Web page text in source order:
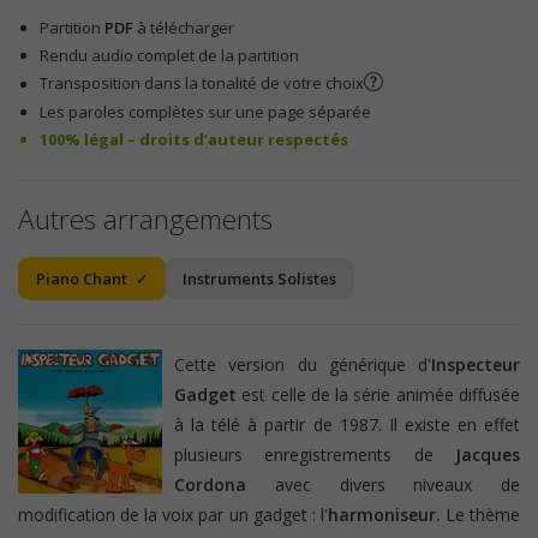
Partition PDF à télécharger
Rendu audio complet de la partition
Transposition dans la tonalité de votre choix
Les paroles complètes sur une page séparée
100% légal – droits d’auteur respectés
Autres arrangements
Piano Chant Instruments Solistes
Cette version du générique d'Inspecteur
Gadget est celle de la série animée diffusée
à la télé à partir de 1987. Il existe en effet
plusieurs enregistrements de
Jacques
Cordona avec divers niveaux de
modification de la voix par un gadget : l'harmoniseur. Le thème